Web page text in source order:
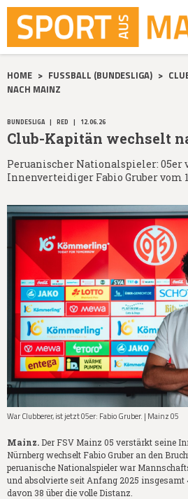
HOME > FUSSBALL (BUNDESLIGA) >
NACH MAINZ
BUNDESLIGA | RED | 12.06.26
Club-Kapitän wechselt
Peruanischer Nationalspieler: 05er
Innenverteidiger Fabio Gruber vom
War Clubberer, ist jetzt 05er: Fabio Gruber. | Mainz 05
Mainz. Der FSV Mainz 05 verstärkt seine
Nürnberg wechselt Fabio Gruber an den
peruanische Nationalspieler war
und absolvierte seit Anfang 2025 insgesamt
davon 38 über die volle Distanz.